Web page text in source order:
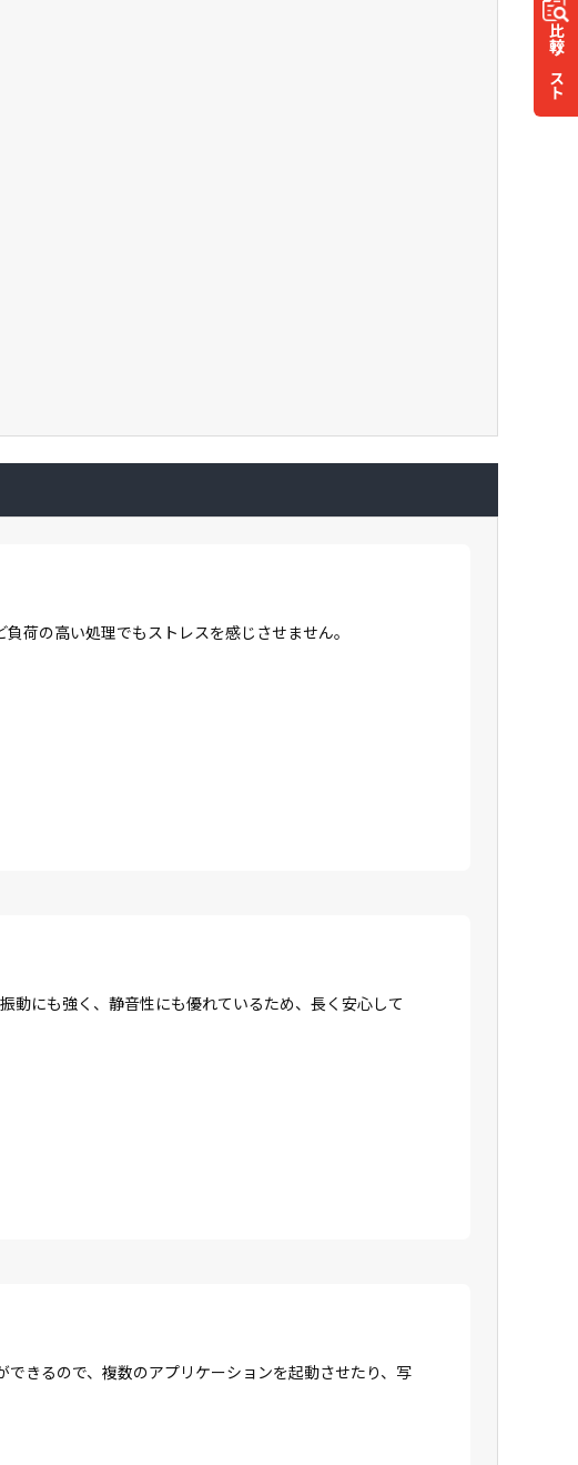
比較
リスト
荷の高い処理でもストレスを感じさせません。
動にも強く、静音性にも優れているため、長く安心して
きるので、複数のアプリケーションを起動させたり、写